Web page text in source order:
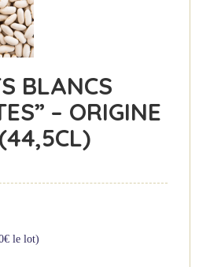
BLANCS
– ORIGINE
€ le lot)